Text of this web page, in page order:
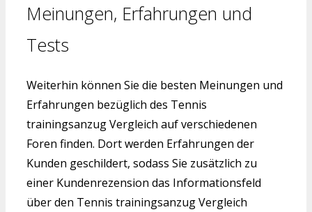
Meinungen, Erfahrungen und
Tests
Weiterhin können Sie die besten Meinungen und
Erfahrungen bezüglich des Tennis
trainingsanzug Vergleich auf verschiedenen
Foren finden. Dort werden Erfahrungen der
Kunden geschildert, sodass Sie zusätzlich zu
einer Kundenrezension das Informationsfeld
über den Tennis trainingsanzug Vergleich